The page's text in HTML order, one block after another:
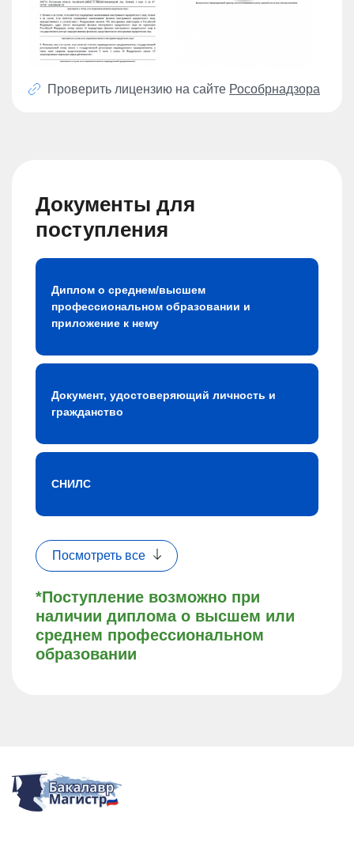
Проверить лицензию на сайте Рособрнадзора
Документы для
поступления
*Поступление возможно при
наличии диплома о высшем или
среднем профессиональном
образовании
Диплом о среднем/высшем
профессиональном образовании и
приложение к нему
Документ, удостоверяющий личность и
гражданство
СНИЛС
Посмотреть все